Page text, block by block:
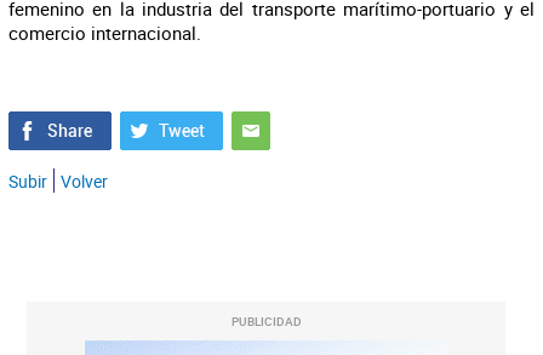
femenino en la industria del transporte marítimo-portuario y el
comercio internacional.
Subir Volver
PUBLICIDAD